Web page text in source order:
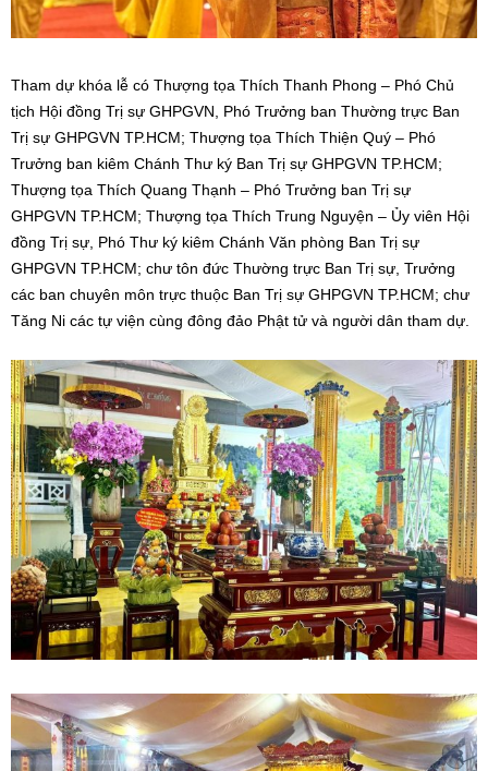
Tham dự khóa lễ có Thượng tọa Thích Thanh Phong – Phó Chủ
tịch Hội đồng Trị sự GHPGVN, Phó Trưởng ban Thường trực Ban
Trị sự GHPGVN TP.HCM; Thượng tọa Thích Thiện Quý – Phó
Trưởng ban kiêm Chánh Thư ký Ban Trị sự GHPGVN TP.HCM;
Thượng tọa Thích Quang Thạnh – Phó Trưởng ban Trị sự
GHPGVN TP.HCM; Thượng tọa Thích Trung Nguyện – Ủy viên Hội
đồng Trị sự, Phó Thư ký kiêm Chánh Văn phòng Ban Trị sự
GHPGVN TP.HCM; chư tôn đức Thường trực Ban Trị sự, Trưởng
các ban chuyên môn trực thuộc Ban Trị sự GHPGVN TP.HCM; chư
Tăng Ni các tự viện cùng đông đảo Phật tử và người dân tham dự.